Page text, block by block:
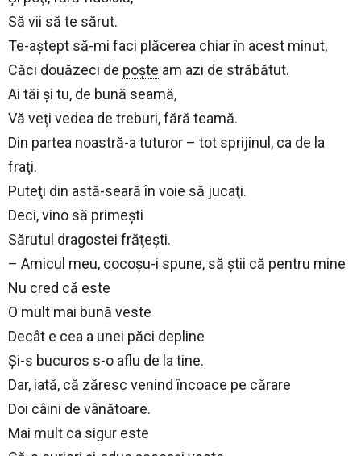
Să vii să te sărut.
Te-aştept să-mi faci plăcerea chiar în acest minut,
Căci douăzeci de poşte am azi de străbătut.
Ai tăi şi tu, de bună seamă,
Vă veţi vedea de treburi, fără teamă.
Din partea noastră-a tuturor – tot sprijinul, ca de la
fraţi.
Puteţi din astă-seară în voie să jucaţi.
Deci, vino să primeşti
Sărutul dragostei frăţeşti.
– Amicul meu, cocoşu-i spune, să ştii că pentru mine
Nu cred că este
O mult mai bună veste
Decât e cea a unei păci depline
Şi-s bucuros s-o aflu de la tine.
Dar, iată, că zăresc venind încoace pe cărare
Doi câini de vânătoare.
Mai mult ca sigur este